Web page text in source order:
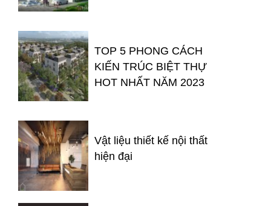
TOP 5 PHONG CÁCH
KIẾN TRÚC BIỆT THỰ
HOT NHẤT NĂM 2023
Vật liệu thiết kế nội thất
hiện đại